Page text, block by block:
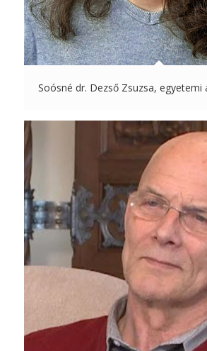
Soósné dr. Dezső Zsuzsa, egyetemi